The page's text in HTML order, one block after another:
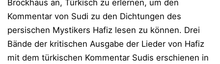
Brockhaus an, Türkisch zu erlernen, um den
Kommentar von Sudi zu den Dichtungen des
persischen Mystikers Hafiz lesen zu können. Drei
Bände der kritischen Ausgabe der Lieder von Hafiz
mit dem türkischen Kommentar Sudis erschienen in